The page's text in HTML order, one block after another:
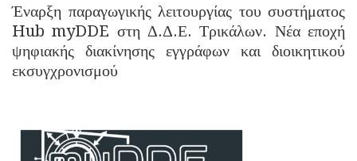
Έναρξη παραγωγικής λειτουργίας του συστήματος
Hub myDDE στη Δ.Δ.Ε. Τρικάλων. Νέα εποχή
ψηφιακής διακίνησης εγγράφων και διοικητικού
εκσυγχρονισμού